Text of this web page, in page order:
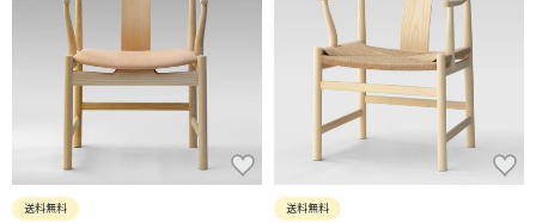
送料無料
送料無料